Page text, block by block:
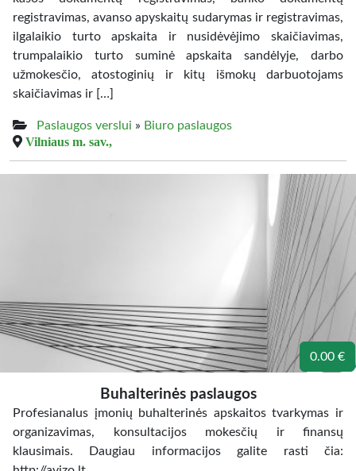
registravimas, avanso apyskaitų sudarymas ir registravimas,
ilgalaikio turto apskaita ir nusidėvėjimo skaičiavimas,
trumpalaikio turto suminė apskaita sandėlyje, darbo
užmokesčio, atostoginių ir kitų išmokų darbuotojams
skaičiavimas ir […]
Paslaugos verslui » Biuro paslaugos
Vilniaus m. sav.,
0.00 €
Buhalterinės paslaugos
Profesianalus įmonių buhalterinės apskaitos tvarkymas ir
organizavimas, konsultacijos mokesčių ir finansų
klausimais. Daugiau informacijos galite rasti čia: